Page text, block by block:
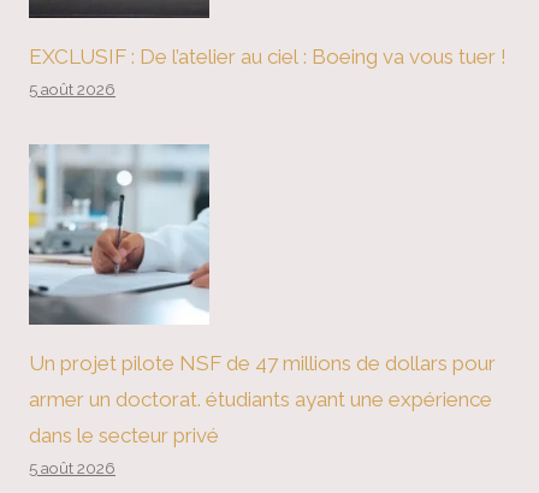
EXCLUSIF : De l’atelier au ciel : Boeing va vous tuer !
5 août 2026
Un projet pilote NSF de 47 millions de dollars pour
armer un doctorat. étudiants ayant une expérience
dans le secteur privé
5 août 2026